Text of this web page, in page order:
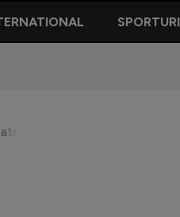
SPORTURI
cluburile din România